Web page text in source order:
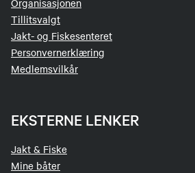
Organisasjonen
Tillitsvalgt
Jakt- og Fiskesenteret
Personvernerklæring
Medlemsvilkår
EKSTERNE LENKER
Jakt & Fiske
Mine båter